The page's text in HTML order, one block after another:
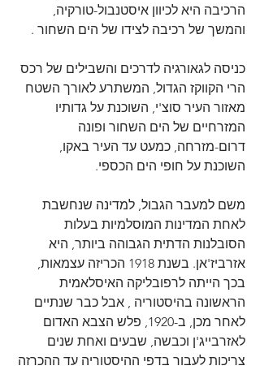
הרכיבה היא לכיוון איסטנבול-טורקיה,
והמשך של רכיבה לצידו של הים השחור .
כניסה לגאורגיה לדרכים והשבילים של רכס
הרי הקווקז הגדול, המשתרע לאורך השטח
מאזור העיר סוצ'י, השוכנת על גדותיו
המזרחיים של הים השחור ופונה
דרום-מזרחה, כמעט עד העיר באקו,
השוכנת על חופי הים הכספי.
משם למעבר הגבול, למדינה שנחשבת
לאחת המדינות המוסלמיות בעלות
הסובלנות הדתית הגבוהה ביותר, היא
אזרביז'אן. בשנת 1918 הכריזה עצמאות‏,
בכך הייתה לרפובליקה האיסלאמית
הראשונה בהיסטוריה , אבל כבר שנתיים
לאחר מכן, ב-1920, פלש הצבא האדום
לאזרבייג'ן וכבשה, שבעים ואחת שנים
צריכות לעבור בדפי ההיסטוריה עד ההכרזה